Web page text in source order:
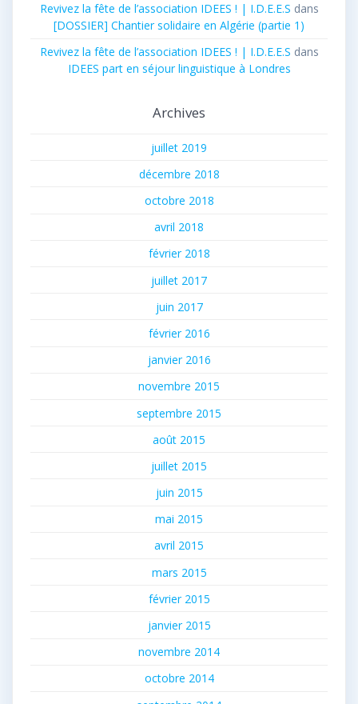
Revivez la fête de l’association IDEES ! | I.D.E.E.S dans
[DOSSIER] Chantier solidaire en Algérie (partie 1)
Revivez la fête de l’association IDEES ! | I.D.E.E.S dans
IDEES part en séjour linguistique à Londres
Archives
juillet 2019
décembre 2018
octobre 2018
avril 2018
février 2018
juillet 2017
juin 2017
février 2016
janvier 2016
novembre 2015
septembre 2015
août 2015
juillet 2015
juin 2015
mai 2015
avril 2015
mars 2015
février 2015
janvier 2015
novembre 2014
octobre 2014